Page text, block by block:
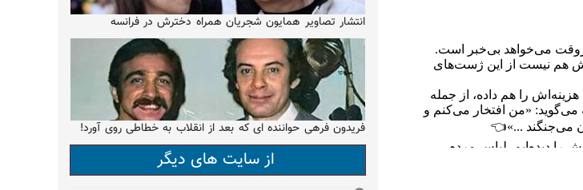
انتشار تصاویر همایون شجریان همراه دخترش در فرانسه
فریدون فرهی حواننده ای که بعد از انقلاب به خطاطی روی آورد!
از سایت های دیگر